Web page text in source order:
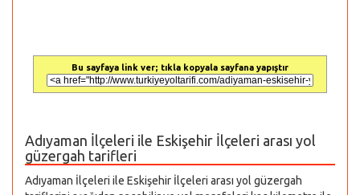
Bu sayfaya link ver; tıkla kopyala sayfana yapıştır
Adıyaman İlçeleri ile Eskişehir İlçeleri arası yol
güzergah tarifleri
Adıyaman İlçeleri ile Eskişehir İlçeleri arası yol güzergah